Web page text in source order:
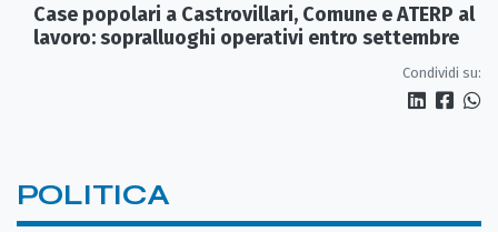
Case popolari a Castrovillari, Comune e ATERP al
lavoro: sopralluoghi operativi entro settembre
Condividi su:
POLITICA